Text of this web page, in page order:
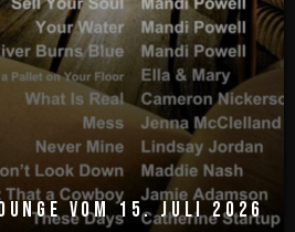
VOM 15. JULI 2026